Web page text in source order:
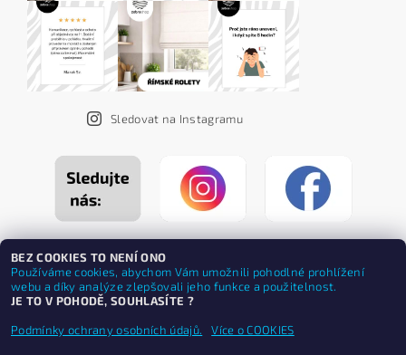
Sledovat na Instagramu
BEZ COOKIES TO NENÍ ONO
Používáme cookies, abychom Vám umožnili pohodlné prohlížení
webu a díky analýze zlepšovali jeho funkce a použitelnost.
JE TO V POHODĚ, SOUHLASÍTE ?
Podmínky ochrany osobních údajů.
Více o COOKIES